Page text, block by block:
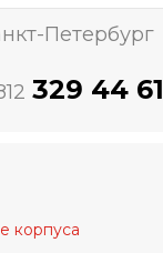
Петербург
329 44 61
корпуса